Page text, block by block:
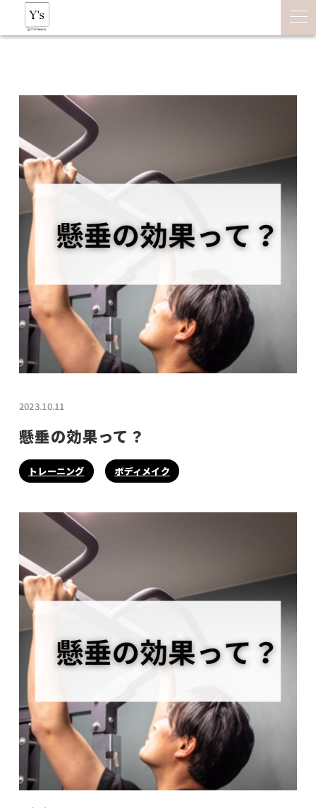
2023.10.11
懸垂の効果って？
トレーニング ボディメイク